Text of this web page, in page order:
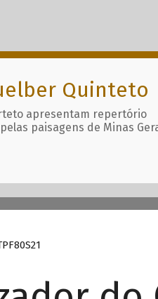
Quinteto
apresentam repertório
paisagens de Minas